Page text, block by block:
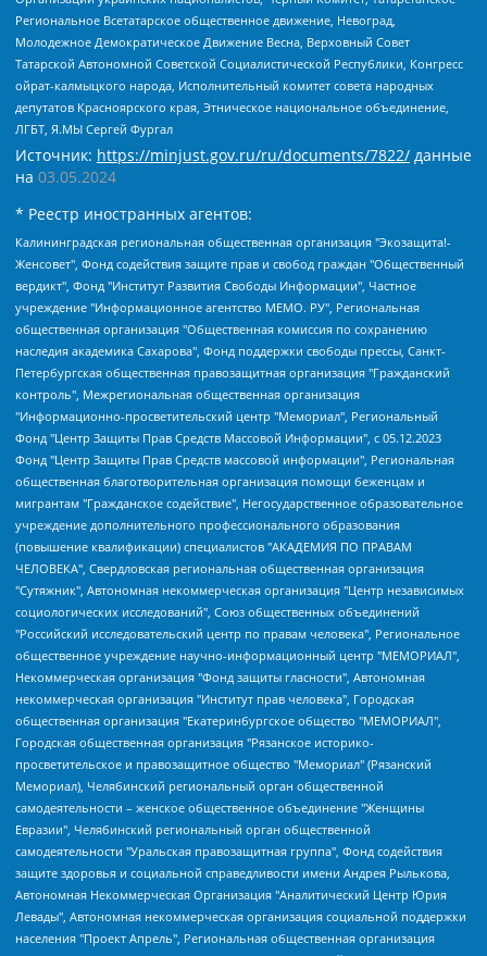
Региональное Всетатарское общественное движение, Невоград,
Молодежное Демократическое Движение Весна, Верховный Совет
Татарской Автономной Советской Социалистической Республики, Конгресс
ойрат-калмыцкого народа, Исполнительный комитет совета народных
депутатов Красноярского края, Этническое национальное объединение,
ЛГБТ, Я.МЫ Сергей Фургал
Источник: https://minjust.gov.ru/ru/documents/7822/ данные
на 03.05.2024
* Реестр иностранных агентов:
Калининградская региональная общественная организация "Экозащита!-Женсовет", Фонд содействия защите прав и свобод граждан "Общественный вердикт", Фонд "Институт Развития Свободы Информации", Частное учреждение "Информационное агентство МЕМО. РУ", Региональная общественная организация "Общественная комиссия по сохранению наследия академика Сахарова", Фонд поддержки свободы прессы, Санкт-Петербургская общественная правозащитная организация "Гражданский контроль", Межрегиональная общественная организация "Информационно-просветительский центр "Мемориал", Региональный Фонд "Центр Защиты Прав Средств Массовой Информации", с 05.12.2023 Фонд "Центр Защиты Прав Средств массовой информации", Региональная общественная благотворительная организация помощи беженцам и мигрантам "Гражданское содействие", Негосударственное образовательное учреждение дополнительного профессионального образования (повышение квалификации) специалистов "АКАДЕМИЯ ПО ПРАВАМ ЧЕЛОВЕКА", Свердловская региональная общественная организация "Сутяжник", Автономная некоммерческая организация "Центр независимых социологических исследований", Союз общественных объединений "Российский исследовательский центр по правам человека", Региональное общественное учреждение научно-информационный центр "МЕМОРИАЛ", Некоммерческая организация "Фонд защиты гласности", Автономная некоммерческая организация "Институт прав человека", Городская общественная организация "Екатеринбургское общество "МЕМОРИАЛ", Городская общественная организация "Рязанское историко-просветительское и правозащитное общество "Мемориал" (Рязанский Мемориал), Челябинский региональный орган общественной самодеятельности – женское общественное объединение "Женщины Евразии", Челябинский региональный орган общественной самодеятельности "Уральская правозащитная группа", Фонд содействия защите здоровья и социальной справедливости имени Андрея Рылькова, Автономная Некоммерческая Организация "Аналитический Центр Юрия Левады", Автономная некоммерческая организация социальной поддержки населения "Проект Апрель", Региональная общественная организация помощи женщинам и детям, находящимся в кризисной ситуации "Информационно-методический центр "Анна", Фонд содействия развитию массовых коммуникаций и правовому просвещению "Так-так-Так", Фонд содействия устойчивому развитию "Серебряная тайга", Свердловский региональный общественный фонд социальных проектов "Новое время", "Idel.Реалии", Кавказ.Реалии, Крым.Реалии, Телеканал Настоящее Время, Татаро-башкирская служба Радио Свобода (Azatliq Radiosi), Радио Свободная Европа/Радио Свобода (PCE/PC), "Сибирь.Реалии", "Фактограф", Благотворительный фонд помощи осужденным и их семьям, Автономная некоммерческая организация "Институт глобализации и социальных движений", Фонд "В защиту прав заключенных", Частное учреждение "Центр поддержки и содействия развитию средств массовой информации", Пензенский региональный общественный благотворительный фонд "Гражданский союз", "Север.Реалии", Некоммерческая организация Фонд "Правовая инициатива", Общество с ограниченной ответственностью "Радио Свободная Европа/Радио Свобода", Чешское информационное агентство "MEDIUM-ORIENT", Красноярская региональная общественная организация "Мы против СПИДа", Камалягин Денис Николаевич, Маркелов Сергей Евгеньевич, Пономарев Лев Александрович, Савицкая Людмила Алексеевна, Автономная некоммерческая организация "Центр по работе с проблемой насилия "НАСИЛИЮ.НЕТ", Межрегиональный профессиональный союз работников здравоохранения "Альянс врачей", Юридическое лицо, зарегистрированное в Латвийской Республике, SIA "Medusa Project" (регистрационный номер 40103797863, дата регистрации 10.06.2014), Некоммерческая организация "Фонд по борьбе с коррупцией", Автономная некоммерческая организация "Институт права и публичной политики", Баданин Роман Сергеевич, Гликин Максим Александрович, Железнова Мария Михайловна, Лукьянова Юлия Сергеевна, Маетная Елизавета Витальевна, Маняхин Петр Борисович, Чуракова Ольга Владимировна, Ярош Юлия Петровна, Юридическое лицо "The Insider SIA", зарегистрированное в Риге, Латвийская Республика (дата регистрации 26.06.2015), являющееся администратором доменного имени интернет-издания "The Insider SIA", https://theins.ru, Постернак Алексей Евгеньевич, Рубин Михаил Аркадьевич, Анин Роман Александрович, Юридическое лицо Istories fonds, зарегистрированное в Латвийской Республике (регистрационный номер 50008295751, дата регистрации 24.02.2020), Великовский Дмитрий Александрович, Долинина Ирина Николаевна, Мароховская Алеся Алексеевна, Шлейнов Роман Юрьевич, Шмагун Олеся Валентиновна, Общество с ограниченной ответственностью "Альтаир 2021", Общество с ограниченной ответственностью "Вега 2021", Общество с ограниченной ответственностью "Главный редактор 2021", Общество с ограниченной ответственностью "Ромашки монолит", Важенков Артем Валерьевич, Ивановская областная общественная организация "Центр гендерных исследований", Гурман Юрий Альбертович, Медиапроект "ОВД-Инфо", Егоров Владимир Владимирович, Жилинский Владимир Александрович, Общество с ограниченной ответственностью "ЗП", Иванова София Юрьевна, Карезина Инна Павловна, Кильтау Екатерина Викторовна, Петров Алексей Викторович, Пискунов Сергей Евгеньевич, Смирнов Сергей Сергеевич, Тихонов Михаил Сергеевич, Общество с ограниченной ответственностью "ЖУРНАЛИСТ-ИНОСТРАННЫЙ АГЕНТ", Арапова Галина Юрьевна, Вольтская Татьяна Анатольевна, Американская компания "Mason G.E.S. Anonymous Foundation" (США), являющаяся владельцем интернет-издания https://mnews.world/, Компания "Stichting Bellingcat", зарегистрированная в Нидерландах (дата регистрации 11.07.2018), Захаров Андрей Вячеславович, Клепиковская Екатерина Дмитриевна, Общество с ограниченной ответственностью "МЕМО", Перл Роман Александрович, Симонов Евгений Алексеевич, Соловьева Елена Анатольевна, Сотников Даниил Владимирович, Сурначева Елизавета Дмитриевна, Автономная некоммерческая организация по защите прав человека и информированию населения "Якутия – Наше Мнение", Общество с ограниченной ответственностью "Москоу диджитал медиа", с 26.01.2023 Общество с ограниченной ответственностью "Чайка Белые сады", Ветошкина Валерия Валерьевна, Заговора Максим Александрович, Межрегиональное общественное движение "Российская ЛГБТ - сеть", Оленичев Максим Владимирович, Павлов Иван Юрьевич, Скворцова Елена Сергеевна, Общество с ограниченной ответственностью "Как бы инагент", Кочетков Игорь Викторович, Общество с ограниченной ответственностью "Честные выборы", Еланчик Олег Александрович, Общество с ограниченной ответственностью "Нобелевский призыв", Гималова Регина Эмилевна, Григорьев Андрей Валерьевич, Григорьева Алина Александровна, Ассоциация по содействию защите прав призывников, альтернативнослужащих и военнослужащих "Правозащитная группа "Гражданин.Армия.Право", Хисамова Регина Фаритовна, Автономная некоммерческая организация по реализации социально-правовых программ "Лилит", Дальневосточное общественное движение "Маяк", Санкт-Петербургская ЛГБТ-инициативная группа "Выход", Инициативная группа ЛГБТ+ "Реверс", Алексеев Андрей Викторович, Бекбулатова Таисия Львовна, Беляев Иван Михайлович, Владыкина Елена Сергеевна, Гельман Марат Александрович, Никульшина Вероника Юрьевна, Толоконникова Надежда Андреевна, Шендерович Виктор Анатольевич, Общество с ограниченной ответственностью "Данное сообщение", Общество с ограниченной ответственностью Издательский дом "Новая глава", Айнбиндер Александра Александровна, Московский комьюнити-центр для ЛГБТ+инициатив, Благотворительный фонд развития филантропии, Deutsche Welle (Германия, Kurt-Schumacher-Strasse 3, 53113 Bonn), Борзунова Мария Михайловна, Воробьев Виктор Викторович, Голубева Анна Львовна, Константинова Алла Михайловна, Малкова Ирина Владимировна, Мурадов Мурад Абдулгалимович, Осетинская Елизавета Николаевна, Понасенков Евгений Николаевич, Ганапольский Матвей Юрьевич, Киселев Евгений Алексеевич, Борухович Ирина Григорьевна, Дремин Иван Тимофеевич, Дубровский Дмитрий Викторович, Красноярская региональная общественная организация поддержки и развития альтернативных образовательных технологий и межкультурных коммуникаций "ИНТЕРРА", Маяковская Екатерина Алексеевна, Фейгин Марк Захарович, Филимонов Андрей Викторович, Дзугкоева Регина Николаевна, Доброхотов Роман Александрович, Дудь Юрий Александрович, Елкин Сергей Владимирович, Кругликов Кирилл Игоревич, Сабунаева Мария Леонидовна, Семенов Алексей Владимирович, Шаинян Карен Багратович, Шульман Екатерина Михайловна, Асафьев Артур Валерьевич, Вахштайн Виктор Семенович, Венедиктов Алексей Алексеевич, Лушникова Екатерина Евгеньевна, Волков Леонид Михайлович, Невзоров Александр Глебович, Пархоменко Сергей Борисович, Сироткин Ярослав Николаевич, Кара-Мурза Владимир Владимирович, Баранова Наталья Владимировна, Гозман Леонид Яковлевич, Кагарлицкий Борис Юльевич, Климарев Михаил Валерьевич, Милов Владимир Станиславович, Автономная некоммерческая организация Краснодарский центр современного искусства "Типография", Моргенштерн Алишер Тагирович, Соболь Любовь Эдуардовна, Общество с ограниченной ответственностью "ЛИЗА НОРМ", Каспаров Гарри Кимович, Ходорковский Михаил Борисович, Общество с ограниченной ответственностью "Апрельские тезисы", Данилович Ирина Брониславовна, Кашин Олег Владимирович, Петров Николай Владимирович, Пивоваров Алексей Владимирович, Соколов Михаил Владимирович, Цветкова Юлия Владимировна, Чичваркин Евгений Александрович, Комитет против пыток/Команда против пыток, Общество с ограниченной ответственностью "Первый научный", Общество с ограниченной ответственностью "Вертолет и ко", Белоцерковская Вероника Борисовна, Кац Максим Евгеньевич, Лазарева Татьяна Юрьевна, Шаведдинов Руслан Табризович, Яшин Илья Валерьевич, Общество с ограниченной ответственностью "Иноагент ААВ", Алешковский Дмитрий Петрович, Альбац Евгения Марковна, Быков Дмитрий Львович, Галямина Юлия Евгеньевна, Лойко Сергей Леонидович, Мартынов Кирилл Константинович, Медведев Сергей Александрович, Крашенинников Федор Геннадиевич, Гордеева Катерина Вл